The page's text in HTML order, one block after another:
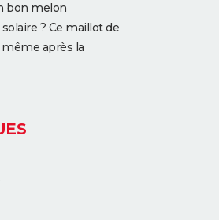
bon melon
? Ce maillot de
après la